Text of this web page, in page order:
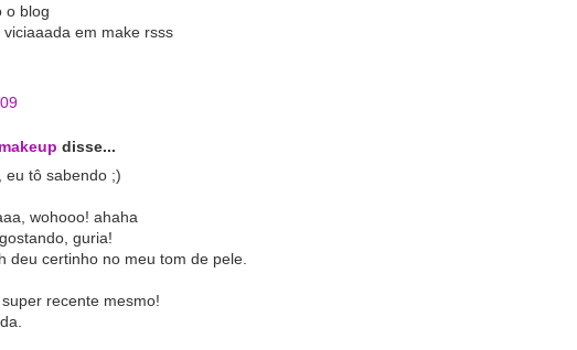
o blog
viciaaada em make rsss
disse...
eu tô sabendo ;)
wohooo! ahaha
guria!
deu certinho no meu tom de pele.
recente mesmo!